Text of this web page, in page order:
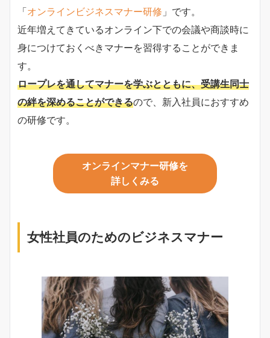
「オンラインビジネスマナー研修 」です。
近年増えてきているオンライン下での会議や商談時に
身につけておくべきマナーを習得することができま
す。
ロープレを通してマナーを学ぶとともに、受講生同士
の絆を深めることができるので、新入社員におすすめ
の研修です。
オンラインマナー研修を
詳しくみる
女性社員のためのビジネスマナー